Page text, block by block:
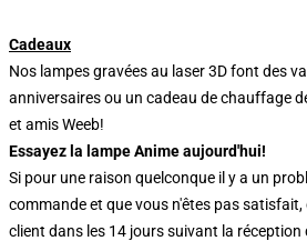
Cadeaux
Nos lampes gravées au laser 3D font des
anniversaires ou un cadeau de chauffage
et amis Weeb!
Essayez la lampe Anime aujourd'hui!
Si pour une raison quelconque il y a un
commande et que vous n'êtes pas
client dans les 14 jours suivant la réception